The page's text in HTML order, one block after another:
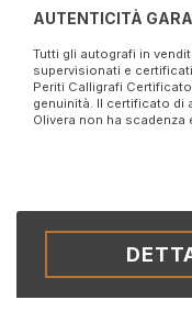
AUTENTICITÀ
Tutti gli autografi in
supervisionati e
Periti Calligrafi
genuinità. Il certificato di
Olivera non ha